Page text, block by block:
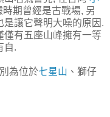
期曾經是古戰場, 另
讓它聲明大噪的原因.
僅有五座山峰擁有一等
自.
為位於七星山 、獅仔